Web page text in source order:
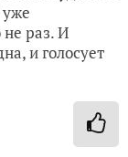
не раз. И
и голосует